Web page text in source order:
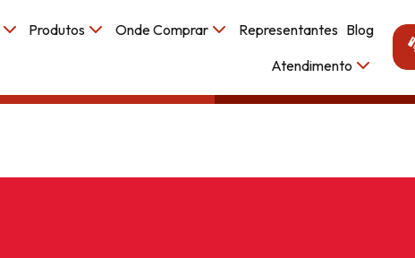
Produtos Onde Comprar Representantes Blog
Atendimento